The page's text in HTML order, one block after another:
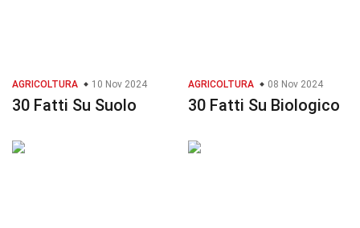
AGRICOLTURA 10 Nov 2024
30 Fatti Su Suolo
AGRICOLTURA 08 Nov 2024
30 Fatti Su Biologico